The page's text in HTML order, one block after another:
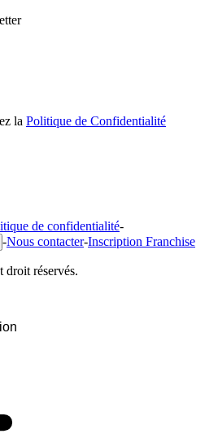
la Politique de Confidentialité
de confidentialité-
-Nous contacter-Inscription Franchise
réservés.